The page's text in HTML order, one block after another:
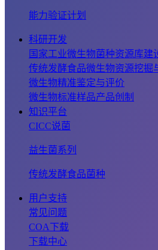
能力验证计划
科研开发
国家工业微生物菌种资源库建
传统发酵食品微生物资源挖掘
微生物精准鉴定与评价
微生物标准样品产品创制
知识平台
CICC说菌
益生菌系列
传统发酵食品菌种
用户支持
常见问题
COA下载
下载中心